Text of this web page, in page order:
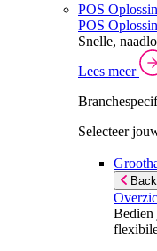
POS
POS
Snelle,
Lees meer
Selecteer
Bedien